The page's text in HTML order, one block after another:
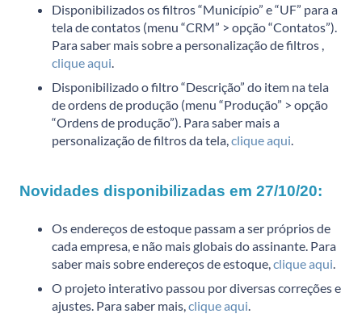
Disponibilizados os filtros “Município” e “UF” para a
tela de contatos (menu “CRM” > opção “Contatos”).
Para saber mais sobre a personalização de filtros ,
clique aqui
Disponibilizado o filtro “Descrição” do item na tela
de ordens de produção (menu “Produção” > opção
“Ordens de produção”). Para saber mais a
personalização de filtros da tela, clique aqui
Novidades disponibilizadas em 27/10/20:
Os endereços de estoque passam a ser próprios de
cada empresa, e não mais globais do assinante. Para
saber mais sobre endereços de estoque, clique aqui
O projeto interativo passou por diversas correções e
ajustes. Para saber mais, clique aqui